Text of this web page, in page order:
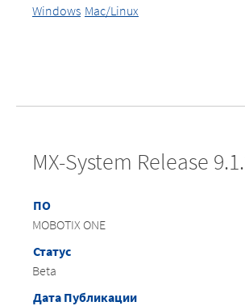
Windows Mac/Linux
MX-System Release
ПО
MOBOTIX ONE
Статус
Beta
Дата Публикации